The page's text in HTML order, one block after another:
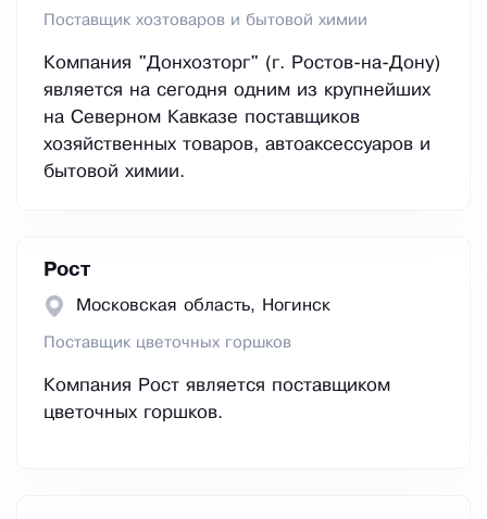
Поставщик хозтоваров и бытовой химии
Компания "Донхозторг" (г. Ростов-на-Дону)
является на сегодня одним из крупнейших
на Северном Кавказе поставщиков
хозяйственных товаров, автоаксессуаров и
бытовой химии.
Рост
Московская область, Ногинск
Поставщик цветочных горшков
Компания Рост является поставщиком
цветочных горшков.